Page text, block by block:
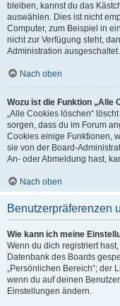
bleiben, kannst du das
auswählen. Dies ist nicht
Computer, zum Beispiel in
nicht zur Verfügung steht,
Administration ausgeschaltet.
Nach oben
Wozu ist die Funktion „Alle
„Alle Cookies löschen“
sorgen, dass du im Forum
Cookies einige Funktionen,
sie von der Board-
An- oder Abmeldung hast,
Nach oben
Benutzerpräferenzen
Wie kann ich meine
Wenn du dich registriert
Datenbank des Boards
„Persönlichen Bereich“; der
wenn du auf deinen
Einstellungen ändern.